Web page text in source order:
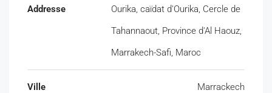
Électricité :
installation 4 fils
piste de 1,2 km
Atouts :
Addresse
Ourika, caïdat d'Ourika, Cercle de
Tahannaout, Province d'Al Haouz,
Marrakech-Safi, Maroc
Ville Marrackech